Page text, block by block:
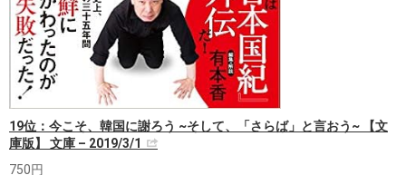
19位：今こそ、韓国に謝ろう ~そして、「さらば」と言おう~ 【文
庫版】 文庫 – 2019/3/1
750円